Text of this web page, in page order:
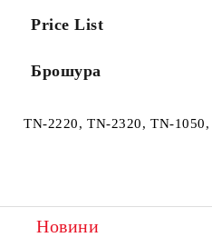
Price List
Брошура
TN-2220, TN-2320, TN-
Новини